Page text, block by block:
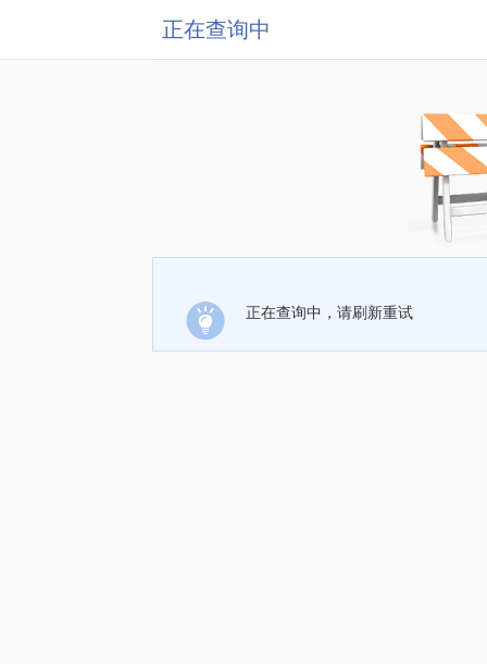
正在查询中
正在查询中，请刷新重试